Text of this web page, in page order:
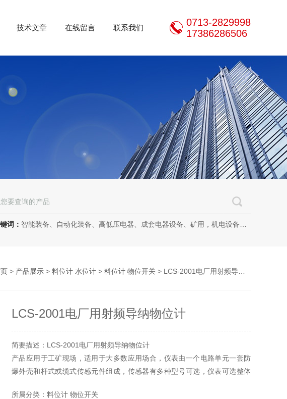
技术文章 在线留言 联系我们
0713-2829998
17386286506
词： 智能装备、自动化装备、高低压电器、成套电器设备、矿用，机电设备、机电设备及其配件、传动设备、减速机、电动机、传感器、气动液压元件、电器及其配件、电缆线、照明器材、，电器设计、研发、制造、加工、销售、租凭、维修、安装、调试。
> 产品展示 > 料位计 水位计 > 料位计 物位开关 > LCS-2001电厂用射频导纳物位计
LCS-2001电厂用射频导纳物位计
简要描述：LCS-2001电厂用射频导纳物位计
产品应用于工矿现场，适用于大多数应用场合，仪表由一个电路单元一套防
爆外壳和杆式或缆式传感元件组成，传感器有多种型号可选，仪表可选整体
所属分类：料位计 物位开关